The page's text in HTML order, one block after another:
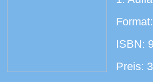
ISBN:
Preis: